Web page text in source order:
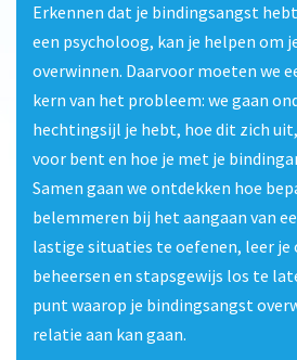
Erkennen dat je bindingsangst
een psycholoog, kan je helpen om
overwinnen. Daarvoor moeten we
kern van het probleem: we gaan
hechtingsijl je hebt, hoe dit zich
voor bent en hoe je met je
Samen gaan we ontdekken hoe
belemmeren bij het aangaan van
lastige situaties te oefenen, leer je
beheersen en stapsgewijs los te
punt waarop je bindingsangst
relatie aan kan gaan.